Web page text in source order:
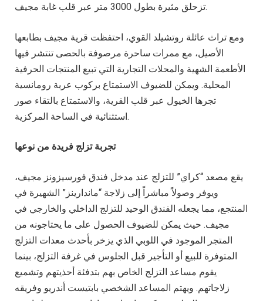
تزحلق مثيرة بطول 3000 متر عبر قلب غابة مجيف.
ومع تراث عائلة روتشيلد القوي، احتفظت قرية مجيف بطابعها
الأصيل، مع ممرات ساحرة مرصوفة بالحصى تنتشر فيها
الأطعمة الشهية والمحلات التجارية التي تبيع المنتجات الحرفية
المحلية. ويمكن للضيوف الاستمتاع بركوب عربة رومانسية
تجرها الخيول عبر قلب القرية، والاستمتاع بالتقاء صور
استثنائية في الساحة المركزية.
تجربة تزلج فريدة من نوعها
يقع مصعد “كراي” للتزلج عند مدخل فندق فورسيزونز مجيف،
ويوفر وصولاً مباشراً إلى زلاجة “ماندارينز” الشهيرة في
المنتجع، مما يجعله الفندق الوحيد للتزلج الداخلي والخارجي في
مجيف. حيث يمكن للضيوف الحصول على ما يحتاجونه من
المتجر الموجود في اللوبي الذي يزخر بأحدث معدات التزلج
المتوفرة للبيع أو التأجير قبل الجلوس في غرفة التزلج، بينما
يقوم مساعد التزلج الخاص بهم بتدفئة أحذيتهم وتشميع
زلاجاتهم. ويهتم المساعد الشخصي بابتيست أندريو وفريقه